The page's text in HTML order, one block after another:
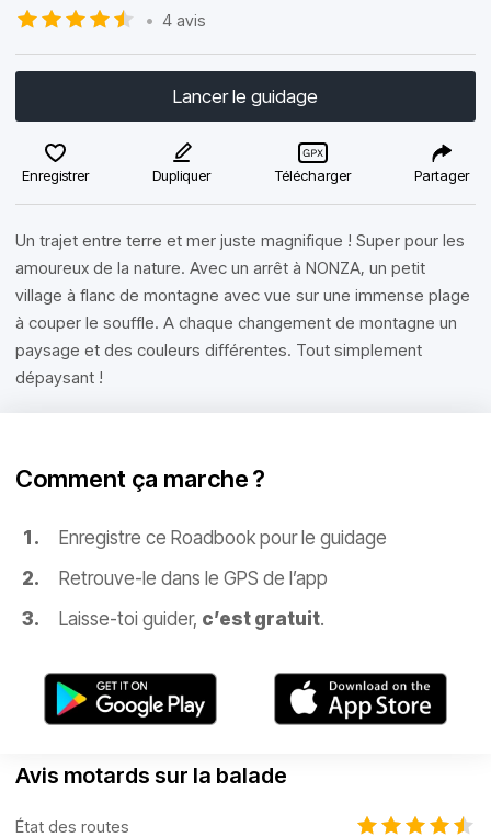
• 4 avis
Lancer le guidage
Enregistrer Dupliquer Télécharger Partager
Un trajet entre terre et mer juste magnifique ! Super pour les
amoureux de la nature. Avec un arrêt à NONZA, un petit
village à flanc de montagne avec vue sur une immense plage
à couper le souffle. A chaque changement de montagne un
paysage et des couleurs différentes. Tout simplement
dépaysant !
Comment ça marche ?
Enregistre ce Roadbook pour le guidage
Retrouve-le dans le GPS de l’app
Laisse-toi guider, c’est gratuit.
Avis motards sur la balade
État des routes